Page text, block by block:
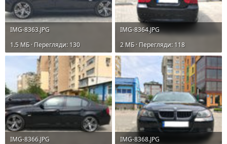
IMG-8363.JPG
1.5 MБ · Перегляди: 130
IMG-8364.JPG
2 MБ · Перегляди: 118
IMG-8366.JPG
IMG-8368.JPG